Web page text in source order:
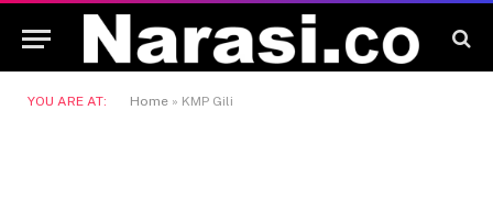
YOU ARE AT: Home » KMP Gili